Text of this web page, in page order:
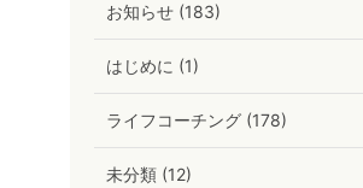
お知らせ (183)
はじめに (1)
ライフコーチング (178)
未分類 (12)